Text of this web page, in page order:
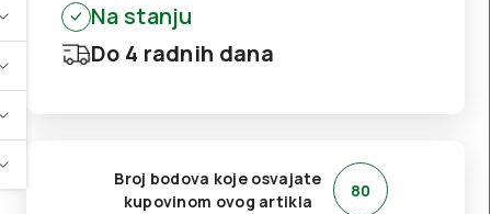
Na stanju
Do 4 radnih dana
Broj bodova koje osvajate
kupovinom ovog artikla
80